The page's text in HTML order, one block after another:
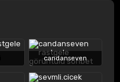
candanseven